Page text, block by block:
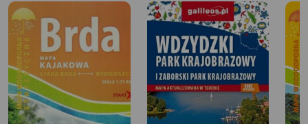
temperatury spadającej z dnia na dzień. Chciałem
odpocząć przed pracą w nowym roku. Nie udało się. Na
dworzec spóźniłem się kwadrans. Pociągu już nie było,
choć liczyłem na opóźnienie. Pozostawał plan b – nocleg
w Szczecinku. Miasto przywitało mnie grubszą warstwą
śniegu oraz tysiącem znaków zakazu wjazdu rowerem.
Jakości dróg dla rowerów pod śniegiem nie komentuję, ale